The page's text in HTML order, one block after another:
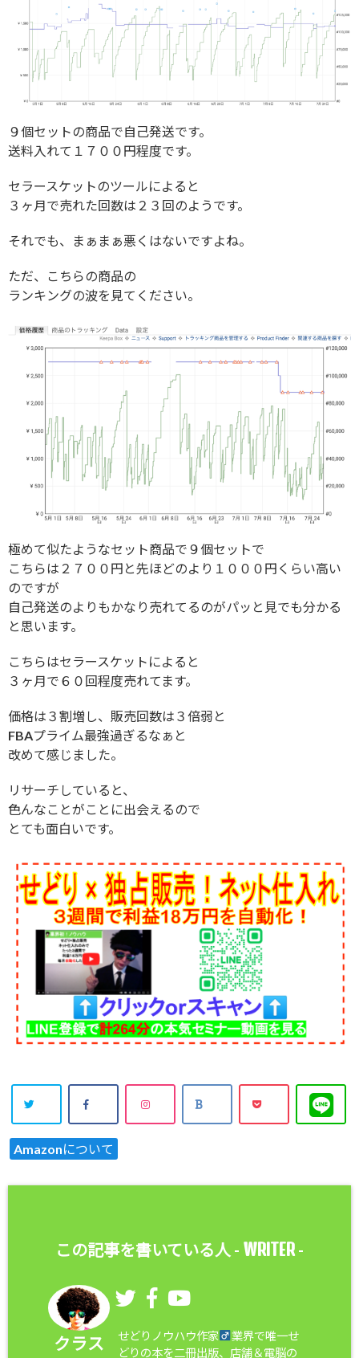
９個セットの商品で自己発送です。
送料入れて１７００円程度です。
セラースケットのツールによると
３ヶ月で売れた回数は２３回のようです。
それでも、まぁまぁ悪くはないですよね。
ただ、こちらの商品の
ランキングの波を見てください。
極めて似たようなセット商品で９個セットで
こちらは２７００円と先ほどのより１０００円くらい高い
のですが
自己発送のよりもかなり売れてるのがパッと見でも分かる
と思います。
こちらはセラースケットによると
３ヶ月で６０回程度売れてます。
価格は３割増し、販売回数は３倍弱と
FBAプライム最強過ぎるなぁと
改めて感じました。
リサーチしていると、
色んなことがことに出会えるので
とても面白いです。
Amazonについて
この記事を書いている人 - WRITER -
クラス
せどりノウハウ作家
業界で唯一せ
どりの本を二冊出版、店舗＆電脳の